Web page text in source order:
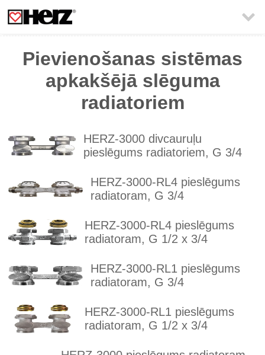

Pievienošanas sistēmas
apkakšējā slēguma
radiatoriem
HERZ-3000 divcauruļu
pieslēgums radiatoriem, G 3/4
HERZ-3000-RL4 pieslēgums
radiatoram, G 3/4
HERZ-3000-RL4 pieslēgums
radiatoram, G 1/2 x 3/4
HERZ-3000-RL1 pieslēgums
radiatoram, G 3/4
HERZ-3000-RL1 pieslēgums
radiatoram, G 1/2 x 3/4